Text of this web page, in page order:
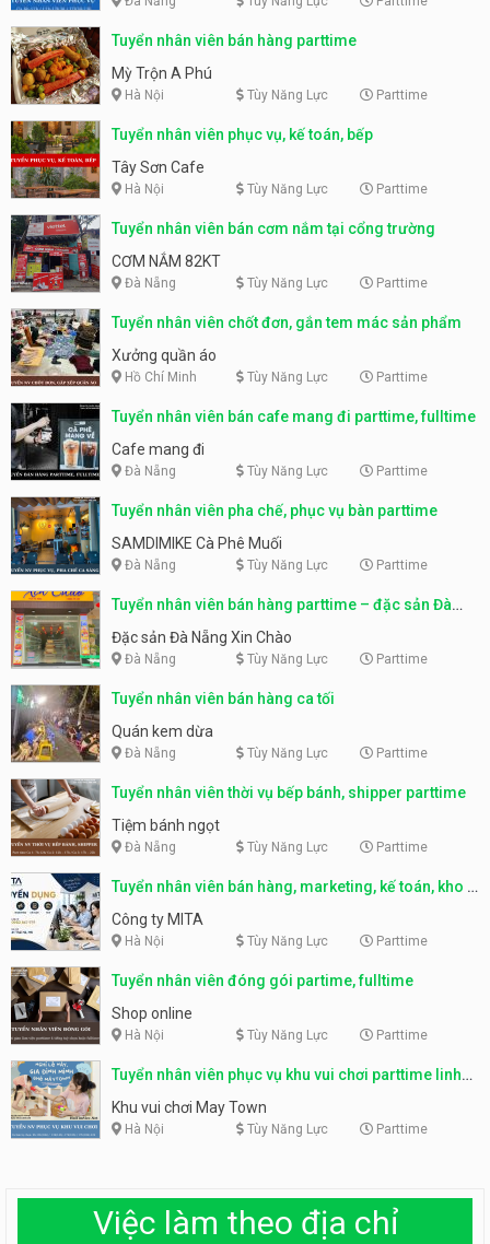
Tuyển nhân viên bán hàng parttime
Mỳ Trộn A Phú
Hà Nội Tùy Năng Lực Parttime
Tuyển nhân viên phục vụ, kế toán, bếp
Tây Sơn Cafe
Hà Nội Tùy Năng Lực Parttime
Tuyển nhân viên bán cơm nắm tại cổng trường
CƠM NẮM 82KT
Đà Nẵng Tùy Năng Lực Parttime
Tuyển nhân viên chốt đơn, gắn tem mác sản phẩm
Xưởng quần áo
Hồ Chí Minh Tùy Năng Lực Parttime
Tuyển nhân viên bán cafe mang đi parttime, fulltime
Cafe mang đi
Đà Nẵng Tùy Năng Lực Parttime
Tuyển nhân viên pha chế, phục vụ bàn parttime
SAMDIMIKE Cà Phê Muối
Đà Nẵng Tùy Năng Lực Parttime
Tuyển nhân viên bán hàng parttime – đặc sản Đà
Nẵng
Đặc sản Đà Nẵng Xin Chào
Đà Nẵng Tùy Năng Lực Parttime
Tuyển nhân viên bán hàng ca tối
Quán kem dừa
Đà Nẵng Tùy Năng Lực Parttime
Tuyển nhân viên thời vụ bếp bánh, shipper parttime
Tiệm bánh ngọt
Đà Nẵng Tùy Năng Lực Parttime
Tuyển nhân viên bán hàng, marketing, kế toán, kho –
parttime, fulltime
Công ty MITA
Hà Nội Tùy Năng Lực Parttime
Tuyển nhân viên đóng gói partime, fulltime
Shop online
Hà Nội Tùy Năng Lực Parttime
Tuyển nhân viên phục vụ khu vui chơi parttime linh
động
Khu vui chơi May Town
Hà Nội Tùy Năng Lực Parttime
Việc làm theo địa chỉ